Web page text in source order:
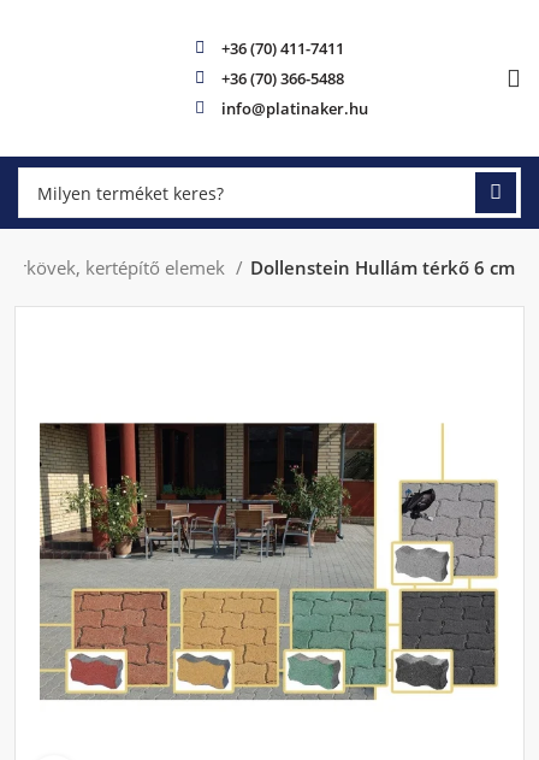
+36 (70) 411-7411
+36 (70) 366-5488
info@platinaker.hu
kertépítő elemek Dollenstein Hullám térkő 6 cm